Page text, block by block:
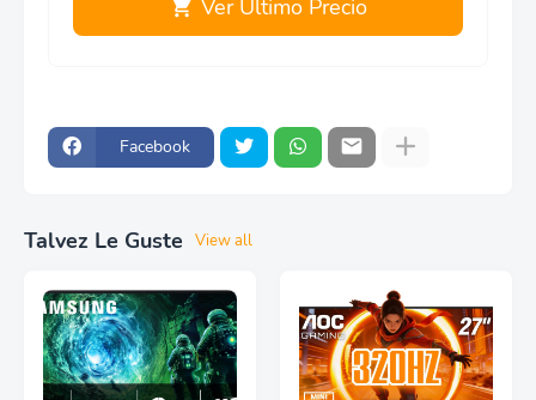
Ver Ultimo Precio
Facebook
Talvez Le Guste View all